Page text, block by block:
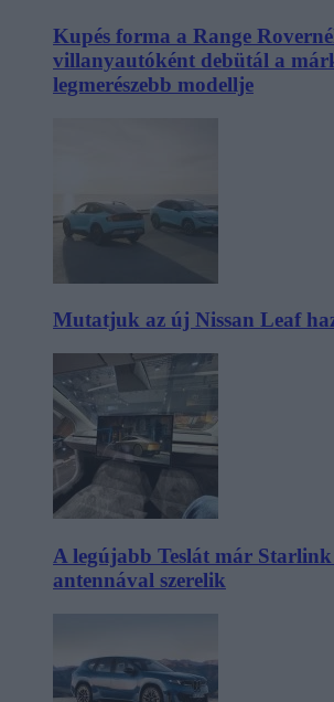
Kupés forma a Range
villanyautóként debütál a
legmerészebb modellje
Mutatjuk az új Nissan Leaf
A legújabb Teslát már
antennával szerelik